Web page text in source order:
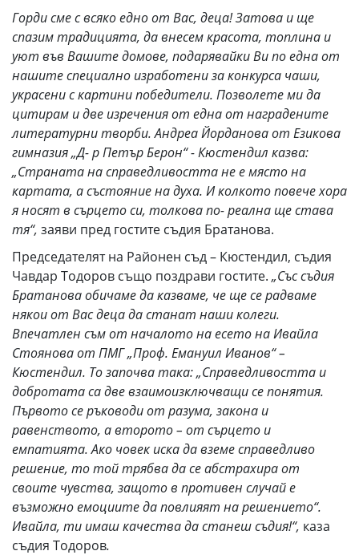
Горди сме с всяко едно от Вас, деца! Затова и ще
спазим традицията, да внесем красота, топлина и
уют във Вашите домове, подарявайки Ви по една от
нашите специално изработени за конкурса чаши,
украсени с картини победители. Позволете ми да
цитирам и две изречения от една от наградените
литературни творби. Андреа Йорданова от Езикова
гимназия „Д- р Петър Берон“ - Кюстендил казва:
„Страната на справедливостта не е място на
картата, а състояние на духа. И колкото повече хора
я носят в сърцето си, толкова по- реална ще става
тя“, заяви пред гостите съдия Братанова.
Председателят на Районен съд – Кюстендил, съдия
Чавдар Тодоров също поздрави гостите. „Със съдия
Братанова обичаме да казваме, че ще се радваме
някои от Вас деца да станат наши колеги.
Впечатлен съм от началото на есето на Ивайла
Стоянова от ПМГ „Проф. Емануил Иванов“ –
Кюстендил. То започва така: „Справедливостта и
добротата са две взаимоизключващи се понятия.
Първото се ръководи от разума, закона и
равенството, а второто – от сърцето и
емпатията. Ако човек иска да вземе справедливо
решение, то той трябва да се абстрахира от
своите чувства, защото в противен случай е
възможно емоциите да повлияят на решението“.
Ивайла, ти имаш качества да станеш съдия!“, каза
съдия Тодоров.